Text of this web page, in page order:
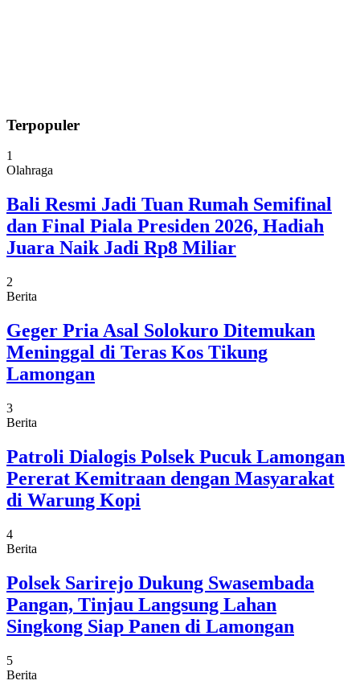
Terpopuler
1
Olahraga
Bali Resmi Jadi Tuan Rumah Semifinal
dan Final Piala Presiden 2026, Hadiah
Juara Naik Jadi Rp8 Miliar
2
Berita
Geger Pria Asal Solokuro Ditemukan
Meninggal di Teras Kos Tikung
Lamongan
3
Berita
Patroli Dialogis Polsek Pucuk Lamongan
Pererat Kemitraan dengan Masyarakat
di Warung Kopi
4
Berita
Polsek Sarirejo Dukung Swasembada
Pangan, Tinjau Langsung Lahan
Singkong Siap Panen di Lamongan
5
Berita